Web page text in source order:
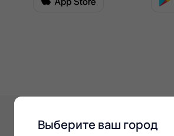
Выберите ваш город